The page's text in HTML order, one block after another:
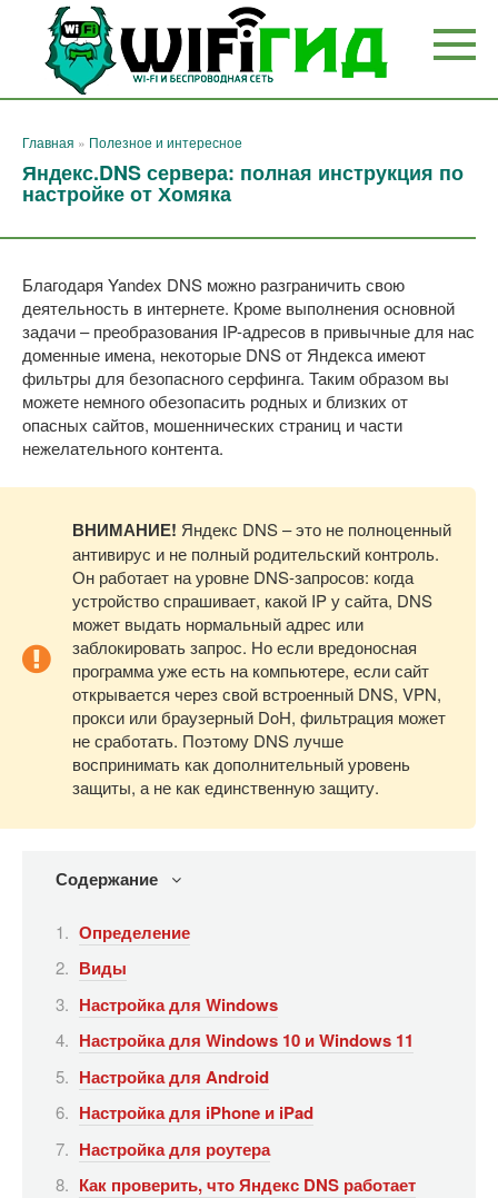
Перейти
контенту
Главная » Полезное и интересное
Яндекс.DNS сервера: полная инструкция по
настройке от Хомяка
Благодаря Yandex DNS можно разграничить свою
деятельность в интернете. Кроме выполнения основной
задачи – преобразования IP-адресов в привычные для нас
доменные имена, некоторые DNS от Яндекса имеют
фильтры для безопасного серфинга. Таким образом вы
можете немного обезопасить родных и близких от
опасных сайтов, мошеннических страниц и части
нежелательного контента.
ВНИМАНИЕ! Яндекс DNS – это не полноценный
антивирус и не полный родительский контроль.
Он работает на уровне DNS-запросов: когда
устройство спрашивает, какой IP у сайта, DNS
может выдать нормальный адрес или
заблокировать запрос. Но если вредоносная
программа уже есть на компьютере, если сайт
открывается через свой встроенный DNS, VPN,
прокси или браузерный DoH, фильтрация может
не сработать. Поэтому DNS лучше
воспринимать как дополнительный уровень
защиты, а не как единственную защиту.
Содержание
Определение
Виды
Настройка для Windows
Настройка для Windows 10 и Windows 11
Настройка для Android
Настройка для iPhone и iPad
Настройка для роутера
Как проверить, что Яндекс DNS работает